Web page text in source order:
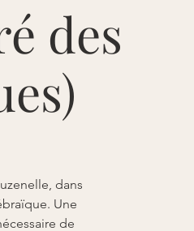
des
dans
Une
de